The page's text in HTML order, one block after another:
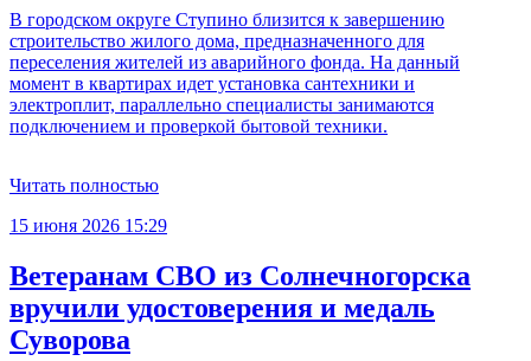
В городском округе Ступино близится к завершению
строительство жилого дома, предназначенного для
переселения жителей из аварийного фонда. На данный
момент в квартирах идет установка сантехники и
электроплит, параллельно специалисты занимаются
подключением и проверкой бытовой техники.
Читать полностью
15 июня 2026 15:29
Ветеранам СВО из Солнечногорска
вручили удостоверения и медаль
Суворова